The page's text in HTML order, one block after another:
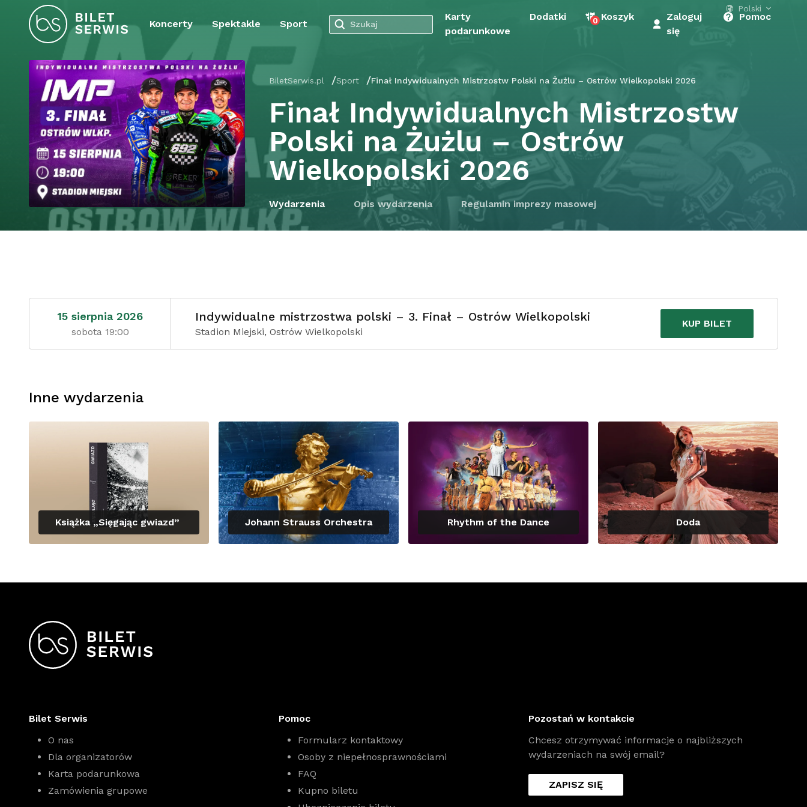
Koncerty Spektakle Sport
Polski
Karty
podarunkowe
Dodatki 0 Koszyk
Zaloguj
się
Pomoc
BiletSerwis.pl Sport Finał Indywidualnych Mistrzostw Polski na Żużlu – Ostrów Wielkopolski 2026
Finał Indywidualnych Mistrzostw
Polski na Żużlu – Ostrów
Wielkopolski 2026
Wydarzenia Opis wydarzenia Regulamin imprezy masowej
15 sierpnia 2026
sobota 19:00
Indywidualne mistrzostwa polski – 3. Finał – Ostrów Wielkopolski
Stadion Miejski, Ostrów Wielkopolski
KUP BILET
Inne wydarzenia
Książka „Sięgając gwiazd” Johann Strauss Orchestra Rhythm of the Dance Doda
Bilet Serwis
O nas
Dla organizatorów
Karta podarunkowa
Zamówienia grupowe
Pomoc
Formularz kontaktowy
Osoby z niepełnosprawnościami
FAQ
Kupno biletu
Pozostań w kontakcie
Chcesz otrzymywać informacje o najbliższych
wydarzeniach na swój email?
ZAPISZ SIĘ